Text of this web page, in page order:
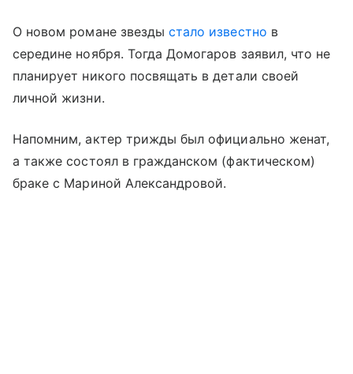
О новом романе звездыстало известно в
середине ноября. Тогда Домогаров заявил, что не
планирует никого посвящать в детали своей
личной жизни.
Напомним, актер трижды был официально женат,
а также состоял в гражданском (фактическом)
браке с Мариной Александровой.